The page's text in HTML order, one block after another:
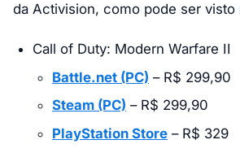
da Activision, como pode ser visto
Call of Duty: Modern Warfare II
Battle.net (PC) – R$ 299,90
Steam (PC) – R$ 299,90
PlayStation Store – R$ 329